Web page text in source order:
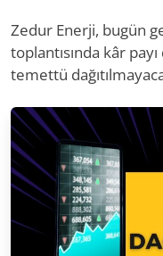
Zedur Enerji, bugün
toplantısında kâr
temettü